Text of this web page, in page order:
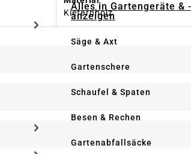
Alles in Gartengeräte &
anzeigen
Säge & Axt
Gartenschere
Schaufel & Spaten
Besen & Rechen
Gartenabfallsäcke
Kiefernholz